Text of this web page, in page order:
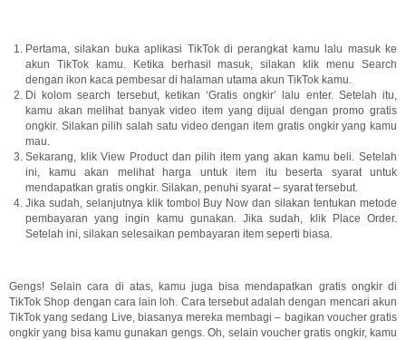
Pertama, silakan buka aplikasi TikTok di perangkat kamu lalu masuk ke
akun TikTok kamu. Ketika berhasil masuk, silakan klik menu Search
dengan ikon kaca pembesar di halaman utama akun TikTok kamu.
Di kolom search tersebut, ketikan ‘Gratis ongkir’ lalu enter. Setelah itu,
kamu akan melihat banyak video item yang dijual dengan promo gratis
ongkir. Silakan pilih salah satu video dengan item gratis ongkir yang kamu
mau.
Sekarang, klik View Product dan pilih item yang akan kamu beli. Setelah
ini, kamu akan melihat harga untuk item itu beserta syarat untuk
mendapatkan gratis ongkir. Silakan, penuhi syarat – syarat tersebut.
Jika sudah, selanjutnya klik tombol Buy Now dan silakan tentukan metode
pembayaran yang ingin kamu gunakan. Jika sudah, klik Place Order.
Setelah ini, silakan selesaikan pembayaran item seperti biasa.
Gengs! Selain cara di atas, kamu juga bisa mendapatkan gratis ongkir di
TikTok Shop dengan cara lain loh. Cara tersebut adalah dengan mencari akun
TikTok yang sedang Live, biasanya mereka membagi – bagikan voucher gratis
ongkir yang bisa kamu gunakan gengs. Oh, selain voucher gratis ongkir, kamu